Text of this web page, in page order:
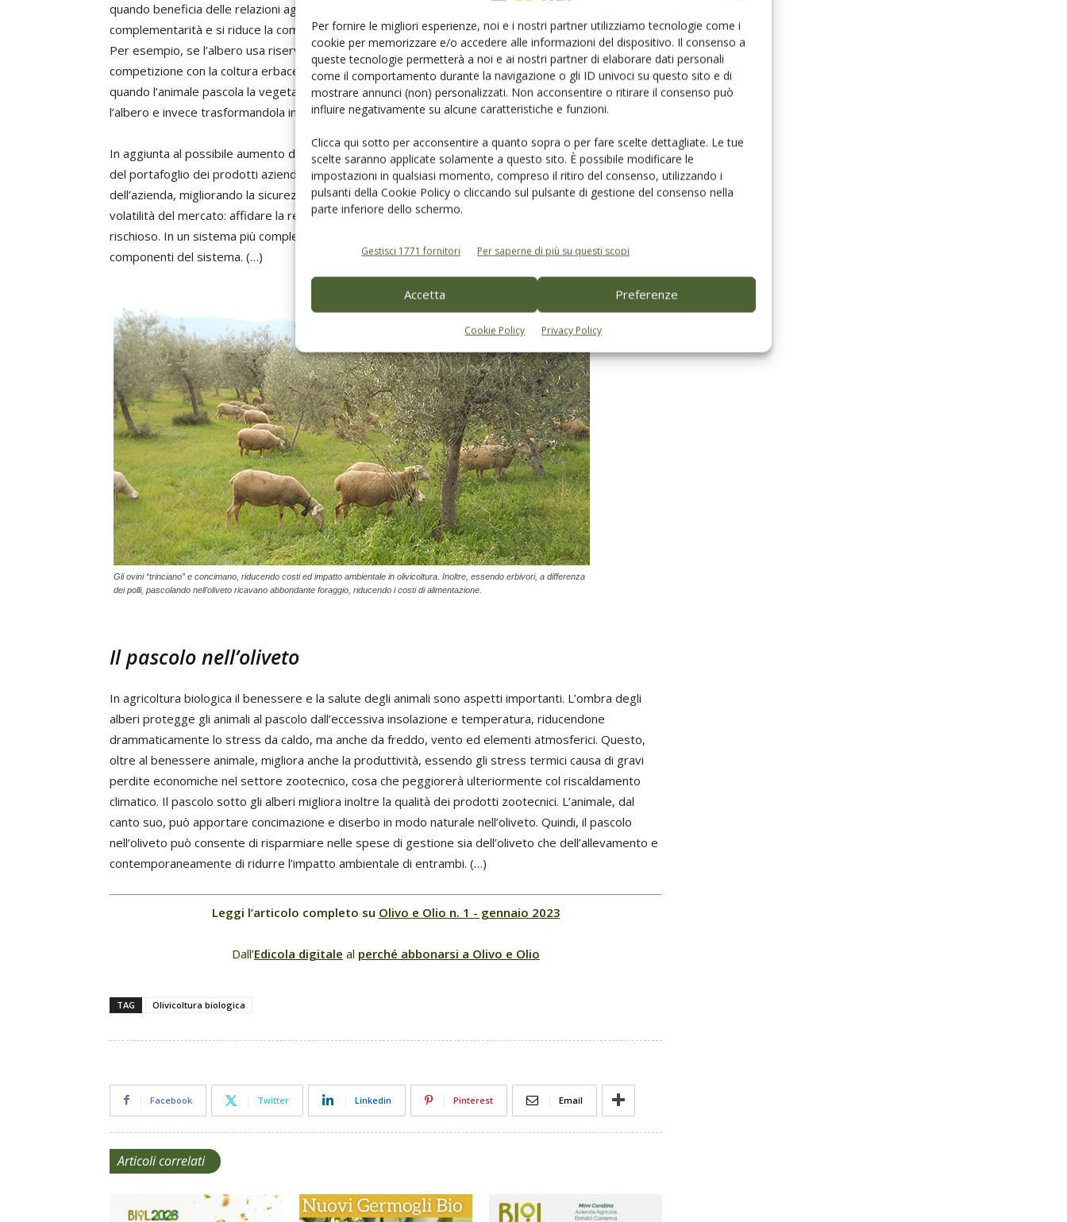
Per fornire le migliori esperienze, noi e i nostri partner utilizziamo tecnologie come i
cookie per memorizzare e/o accedere alle informazioni del dispositivo. Il consenso a
queste tecnologie permetterà a noi e ai nostri partner di elaborare dati personali
come il comportamento durante la navigazione o gli ID univoci su questo sito e di
mostrare annunci (non) personalizzati. Non acconsentire o ritirare il consenso può
influire negativamente su alcune caratteristiche e funzioni.
Clicca qui sotto per acconsentire a quanto sopra o per fare scelte dettagliate. Le tue
scelte saranno applicate solamente a questo sito. È possibile modificare le
impostazioni in qualsiasi momento, compreso il ritiro del consenso, utilizzando i
pulsanti della Cookie Policy o cliccando sul pulsante di gestione del consenso nella
parte inferiore dello schermo.
Gestisci 1771 fornitori Per saperne di più su questi scopi
Accetta Preferenze
Cookie Policy Privacy Policy
quando beneficia delle relazioni agroecologiche positive; quindi, quando si massimizza la
complementarità e si riduce la competizione tra i componenti del sistema nell’uso di queste risorse.
Per esempio, se l’albero usa riserve di acqua e nutrienti profonde nel suolo, quindi in assenza di
competizione con la coltura erbacea consociata, che invece utilizza riserve più superficiali. Oppure
quando l’animale pascola la vegetazione dell’inerbimento, eliminando la competizione di questa con
l’albero e invece trasformandola in un concime, nonché un foraggio.
In aggiunta al possibile aumento di produzione complessiva, l’aumento della diversità (quindi anche
del portafoglio dei prodotti aziendali) presenta occasioni di miglioramento della resilienza
dell’azienda, migliorando la sicurezza alimentare. La variabilità climatica sta aumentando, così come la
volatilità del mercato: affidare la redditività del sistema a una sola coltura diviene sempre più
rischioso. In un sistema più complesso, più difficilmente si verificano condizioni avverse per tutte le
componenti del sistema. (…)
Gli ovini “trinciano” e concimano, riducendo costi ed impatto ambientale in olivicoltura. Inoltre, essendo erbivori, a differenza
dei polli, pascolando nell’oliveto ricavano abbondante foraggio, riducendo i costi di alimentazione.
Il pascolo nell’oliveto
In agricoltura biologica il benessere e la salute degli animali sono aspetti importanti. L’ombra degli
alberi protegge gli animali al pascolo dall’eccessiva insolazione e temperatura, riducendone
drammaticamente lo stress da caldo, ma anche da freddo, vento ed elementi atmosferici. Questo,
oltre al benessere animale, migliora anche la produttività, essendo gli stress termici causa di gravi
perdite economiche nel settore zootecnico, cosa che peggiorerà ulteriormente col riscaldamento
climatico. Il pascolo sotto gli alberi migliora inoltre la qualità dei prodotti zootecnici. L’animale, dal
canto suo, può apportare concimazione e diserbo in modo naturale nell’oliveto. Quindi, il pascolo
nell’oliveto può consente di risparmiare nelle spese di gestione sia dell’oliveto che dell’allevamento e
contemporaneamente di ridurre l’impatto ambientale di entrambi. (…)
Leggi l’articolo completo su Olivo e Olio n. 1 - gennaio 2023
Dall’Edicola digitale al perché abbonarsi a Olivo e Olio
TAG Olivicoltura biologica
Facebook Twitter Linkedin Pinterest Email
Articoli correlati